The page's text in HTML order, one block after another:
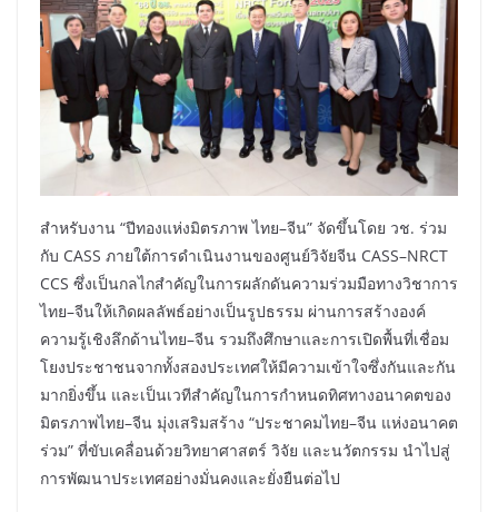
สำหรับงาน “ปีทองแห่งมิตรภาพ ไทย–จีน” จัดขึ้นโดย วช. ร่วม
กับ CASS ภายใต้การดำเนินงานของศูนย์วิจัยจีน CASS–NRCT
CCS ซึ่งเป็นกลไกสำคัญในการผลักดันความร่วมมือทางวิชาการ
ไทย–จีนให้เกิดผลลัพธ์อย่างเป็นรูปธรรม ผ่านการสร้างองค์
ความรู้เชิงลึกด้านไทย–จีน รวมถึงศึกษาและการเปิดพื้นที่เชื่อม
โยงประชาชนจากทั้งสองประเทศให้มีความเข้าใจซึ่งกันและกัน
มากยิ่งขึ้น และเป็นเวทีสำคัญในการกำหนดทิศทางอนาคตของ
มิตรภาพไทย–จีน มุ่งเสริมสร้าง “ประชาคมไทย–จีน แห่งอนาคต
ร่วม” ที่ขับเคลื่อนด้วยวิทยาศาสตร์ วิจัย และนวัตกรรม นำไปสู่
การพัฒนาประเทศอย่างมั่นคงและยั่งยืนต่อไป